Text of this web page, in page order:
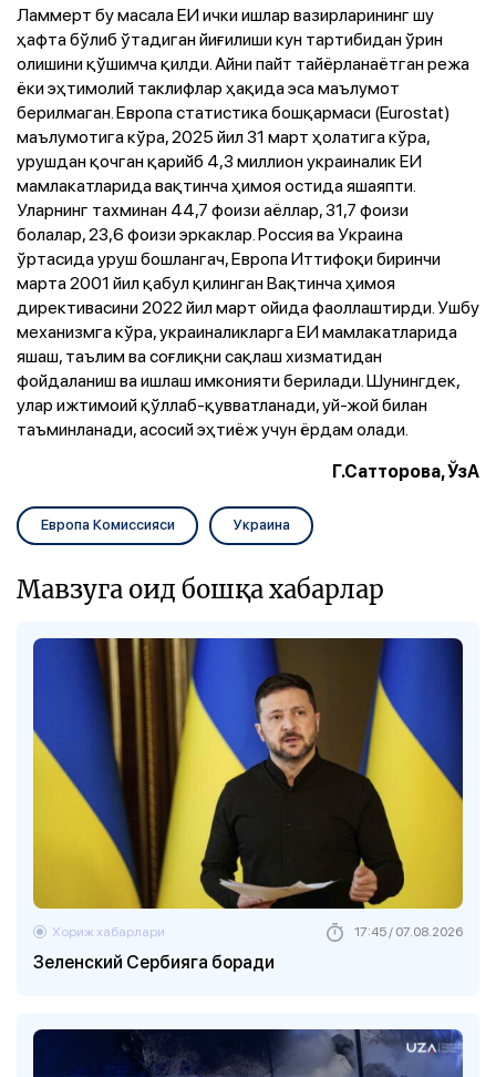
Ламмерт бу масала ЕИ ички ишлар вазирларининг шу
ҳафта бўлиб ўтадиган йиғилиши кун тартибидан ўрин
олишини қўшимча қилди. Айни пайт тайёрланаётган режа
ёки эҳтимолий таклифлар ҳақида эса маълумот
берилмаган. Европа статистика бошқармаси (Eurostat)
маълумотига кўра, 2025 йил 31 март ҳолатига кўра,
урушдан қочган қарийб 4,3 миллион украиналик ЕИ
мамлакатларида вақтинча ҳимоя остида яшаяпти.
Уларнинг тахминан 44,7 фоизи аёллар, 31,7 фоизи
болалар, 23,6 фоизи эркаклар. Россия ва Украина
ўртасида уруш бошлангач, Европа Иттифоқи биринчи
марта 2001 йил қабул қилинган Вақтинча ҳимоя
директивасини 2022 йил март ойида фаоллаштирди. Ушбу
механизмга кўра, украиналикларга ЕИ мамлакатларида
яшаш, таълим ва соғлиқни сақлаш хизматидан
фойдаланиш ва ишлаш имконияти берилади. Шунингдек,
улар ижтимоий қўллаб-қувватланади, уй-жой билан
таъминланади, асосий эҳтиёж учун ёрдам олади.
Г.Сатторова, ЎзА
Европа Комиссияси Украина
Мавзуга оид бошқа хабарлар
Зеленский Сербияга боради
Хориж хабарлари 17:45 / 07.08.2026